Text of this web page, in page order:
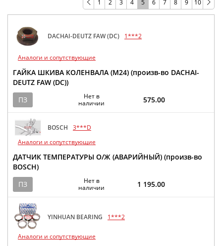
1 2 3 4 5 6 7 8 9 10
DACHAI-DEUTZ FAW (DC) 1***2
Аналоги и сопутствующие
ГАЙКА ШКИВА КОЛЕНВАЛА (M24) (произв-во DACHAI-
DEUTZ FAW (DC))
ПЗ
Нет в
наличии
575.00
BOSCH
3***D
Аналоги и сопутствующие
ДАТЧИК ТЕМПЕРАТУРЫ О/Ж (АВАРИЙНЫЙ) (произв-во
BOSCH)
ПЗ
Нет в
наличии
1 195.00
YINHUAN BEARING 1***2
Аналоги и сопутствующие